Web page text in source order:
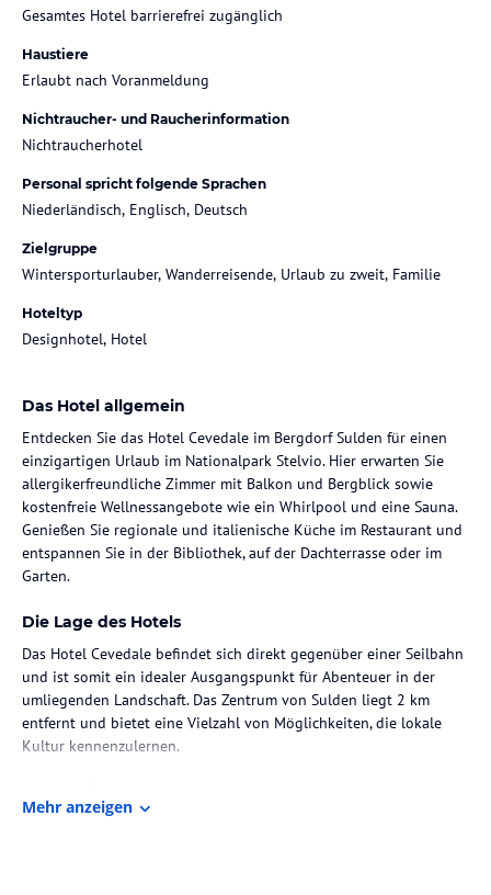
Gesamtes Hotel barrierefrei zugänglich
Haustiere
Erlaubt nach Voranmeldung
Nichtraucher- und Raucherinformation
Nichtraucherhotel
Personal spricht folgende Sprachen
Niederländisch, Englisch, Deutsch
Zielgruppe
Wintersporturlauber, Wanderreisende, Urlaub zu zweit, Familie
Hoteltyp
Designhotel, Hotel
Das Hotel allgemein
Entdecken Sie das Hotel Cevedale im Bergdorf Sulden für einen
einzigartigen Urlaub im Nationalpark Stelvio. Hier erwarten Sie
allergikerfreundliche Zimmer mit Balkon und Bergblick sowie
kostenfreie Wellnessangebote wie ein Whirlpool und eine Sauna.
Genießen Sie regionale und italienische Küche im Restaurant und
entspannen Sie in der Bibliothek, auf der Dachterrasse oder im
Garten.
Die Lage des Hotels
Das Hotel Cevedale befindet sich direkt gegenüber einer Seilbahn
und ist somit ein idealer Ausgangspunkt für Abenteuer in der
umliegenden Landschaft. Das Zentrum von Sulden liegt 2 km
entfernt und bietet eine Vielzahl von Möglichkeiten, die lokale
Kultur kennenzulernen.
Mehr anzeigen